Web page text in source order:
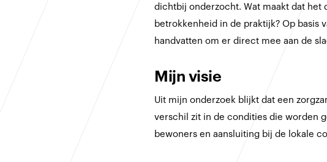
dichtbij onderzocht. Wat maakt dat het
betrokkenheid in de praktijk? Op basis
handvatten om er direct mee aan de
Mijn visie
Uit mijn onderzoek blijkt dat een
verschil zit in de condities die worden
bewoners en aansluiting bij de lokale